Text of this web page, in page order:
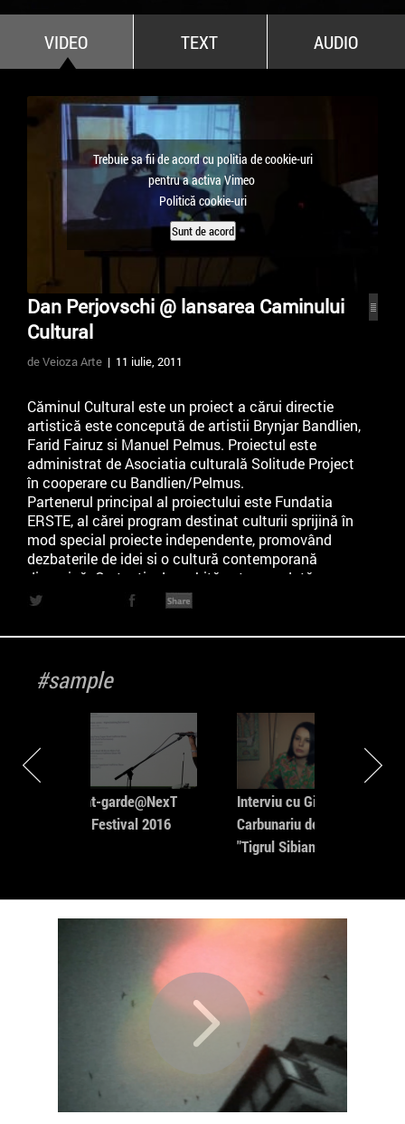
VIDEO TEXT AUDIO
Trebuie sa fii de acord cu politia de cookie-uri
pentru a activa Vimeo
Politică cookie-uri
Sunt de acord
Dan Perjovschi @ lansarea Caminului
Cultural
de Veioza Arte | 11 iulie, 2011
Căminul Cultural este un proiect a cărui directie
artistică este concepută de artistii Brynjar Bandlien,
Farid Fairuz si Manuel Pelmus. Proiectul este
administrat de Asociatia culturală Solitude Project
în cooperare cu Bandlien/Pelmus.
Partenerul principal al proiectului este Fundatia
ERSTE, al cărei program destinat culturii sprijină în
mod special proiecte independente, promovând
dezbaterile de idei si o cultură contemporană
dinamică. O atentie deosebită este acordată
promovării artei contemporane, teoriei si culturii.
lucrarea Desen de intrare (opening drawing) de Dan
#sample
Avant-garde@NexT
Film Festival 2016
Interviu cu Gianina
Carbunariu despre
"Tigrul Sibian"